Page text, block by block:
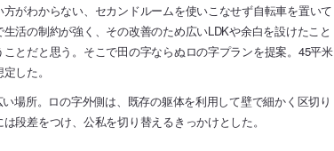
がわからない、セカンドルームを使いこなせず自転車を置いて
活の制約が強く、その改善のため広いLDKや余白を設けたこと
とだと思う。そこで田の字ならぬロの字プランを提案。45平米
した。
場所。ロの字外側は、既存の躯体を利用して壁で細かく区切り
段差をつけ、公私を切り替えるきっかけとした。